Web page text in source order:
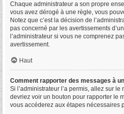
Chaque administrateur a son propre
vous avez dérogé à une règle, vous
Notez que c’est la décision de
pas concerné par les avertissements
l’administrateur si vous ne comprenez
avertissement.
Haut
Comment rapporter des messages à
Si l’administrateur l’a permis, allez sur
devriez voir un bouton pour rapporter le
vous accéderez aux étapes nécessaires